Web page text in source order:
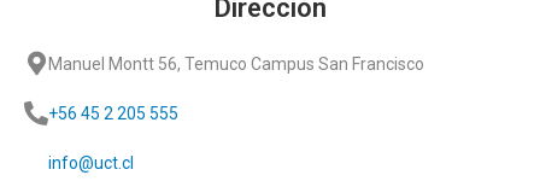
Dirección
Manuel Montt 56, Temuco Campus San Francisco
+56 45 2 205 555
info@uct.cl